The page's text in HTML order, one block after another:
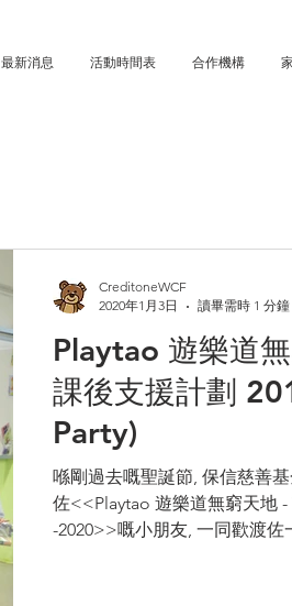
最新消息 活動時間表 合作機構
Playtao 遊樂道
課後支援計劃
Party)
喺剛過去嘅聖誕節, 保信慈善
佐<<Playtao 遊樂道無窮天地
-2020>>嘅小朋友, 一同歡渡佐
CreditoneWCF
2020年1月3日
讀畢需時 1 分鐘